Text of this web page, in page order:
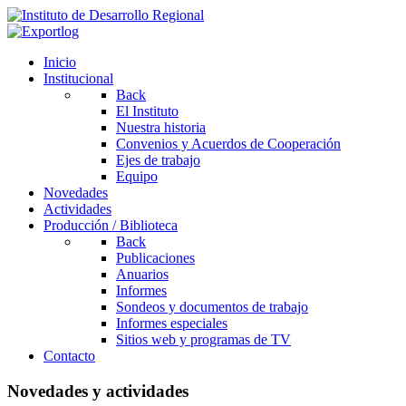
Inicio
Institucional
Back
El Instituto
Nuestra historia
Convenios y Acuerdos de Cooperación
Ejes de trabajo
Equipo
Novedades
Actividades
Producción / Biblioteca
Back
Publicaciones
Anuarios
Informes
Sondeos y documentos de trabajo
Informes especiales
Sitios web y programas de TV
Contacto
Novedades y actividades